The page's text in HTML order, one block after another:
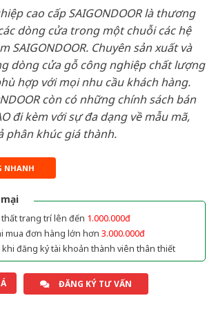
cao cấp SAIGONDOOR là thương
dòng cửa trong một chuỗi các hệ
SAIGONDOOR. Chuyên sản xuất và
dòng cửa gỗ công nghiệp chất lượng
hợp với mọi nhu cầu khách hàng.
còn có những chính sách bán
đi kèm với sự đa dạng về mẫu mã,
phân khúc giá thành.
NHANH
trang trí lên đến 1.000.000đ
mua đơn hàng lớn hơn 3.000.000đ
đăng ký tài khoản thành viên thân thiết
ĐĂNG KÝ TƯ VẤN